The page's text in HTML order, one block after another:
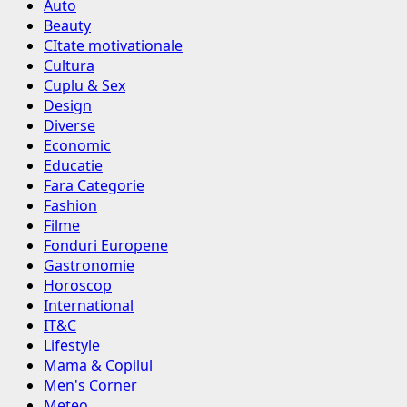
Auto
Beauty
CItate motivationale
Cultura
Cuplu & Sex
Design
Diverse
Economic
Educatie
Fara Categorie
Fashion
Filme
Fonduri Europene
Gastronomie
Horoscop
International
IT&C
Lifestyle
Mama & Copilul
Men's Corner